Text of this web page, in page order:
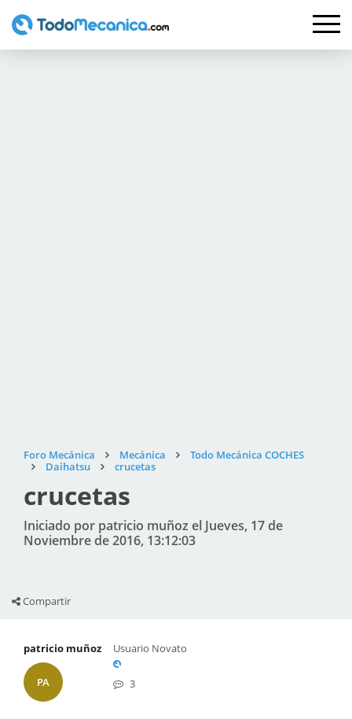
Foro Mecánica Mecánica
Todo Mecánica COCHES
Daihatsu
crucetas
crucetas
Iniciado por patricio muñoz el Jueves, 17 de
Noviembre de 2016, 13:12:03
Compartir
patricio muñoz
PA
Usuario Novato
3